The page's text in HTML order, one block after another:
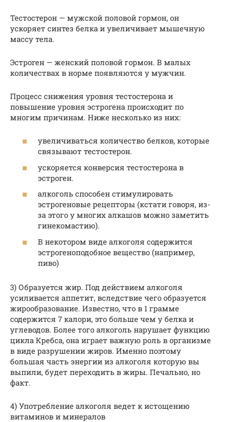
Тестостерон — мужской половой гормон, он
ускоряет синтез белка и увеличивает мышечную
массу тела.
Эстроген — женский половой гормон. В малых
количествах в норме появляются у мужчин.
Процесс снижения уровня тестостерона и
повышение уровня эстрогена происходит по
многим причинам. Ниже несколько из них:
увеличиваться количество белков, которые
связывают тестостерон.
ускоряется конверсия тестостерона в
эстроген.
алкоголь способен стимулировать
эстрогеновые рецепторы (кстати говоря, из-
за этого у многих алкашов можно заметить
гинекомастию).
В некотором виде алкоголя содержится
эстрогеноподобное вещество (например,
пиво)
3) Образуется жир. Под действием алкоголя
усиливается аппетит, вследствие чего образуется
жирообразование. Известно, что в 1 грамме
содержится 7 калори, это больше чем у белка и
углеводов. Более того алкоголь нарушает функцию
цикла Кребса, она играет важную роль в организме
в виде разрушении жиров. Именно поэтому
большая часть энергии из алкоголя которую вы
выпили, будет переходить в жиры. Печально, но
факт.
4) Употребление алкоголя ведет к истощению
витаминов и минералов